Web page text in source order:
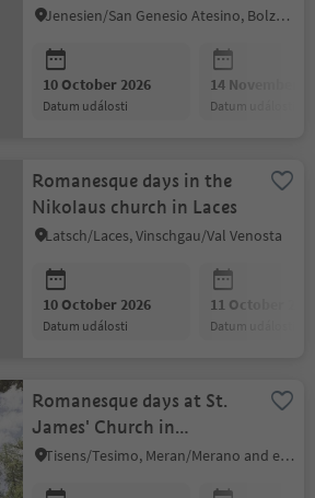
Jenesien/San Genesio Atesino, Bolzano/Bozen and environs
10 October 2026
datum události
14 November
datum události
Romanesque days in the
Nikolaus church in Laces
Latsch/Laces, Vinschgau/Val Venosta
10 October 2026
datum události
11 October
datum události
Romanesque days at St.
James' Church in
Grissian/Grissiano
Tisens/Tesimo, Meran/Merano and environs